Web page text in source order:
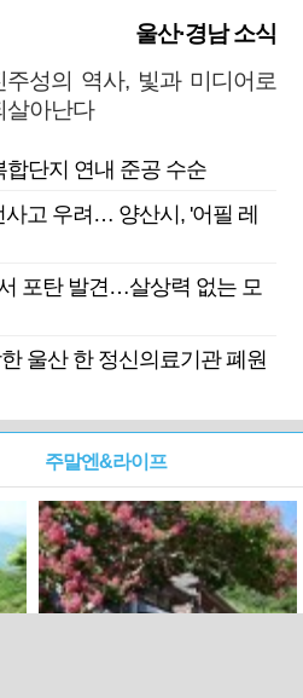
울산·경남 소식
주성의 역사, 빛과 미디어로
살아난다
합단지 연내 준공 수순
고 우려… 양산시, '어필 레
포탄 발견…살상력 없는 모
울산 한 정신의료기관 폐원
주말엔&라이프